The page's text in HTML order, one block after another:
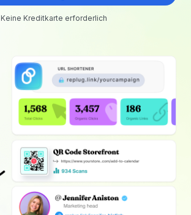
Keine Kreditkarte erforderlich